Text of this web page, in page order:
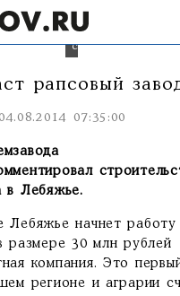
корма
скота.
рапсовый
07:35:00
в Лебяжье.
Лебяжье начнет работу
размере 30 млн рублей
компания. Это
регионе и аграрии